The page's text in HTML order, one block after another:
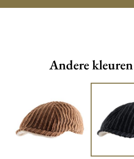
Andere kleuren